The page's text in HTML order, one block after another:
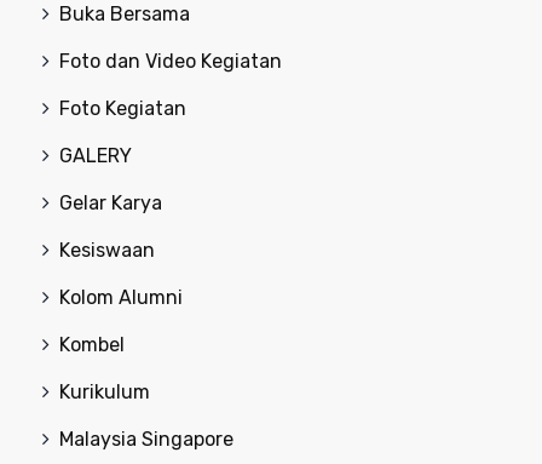
Buka Bersama
Foto dan Video Kegiatan
Foto Kegiatan
GALERY
Gelar Karya
Kesiswaan
Kolom Alumni
Kombel
Kurikulum
Malaysia Singapore